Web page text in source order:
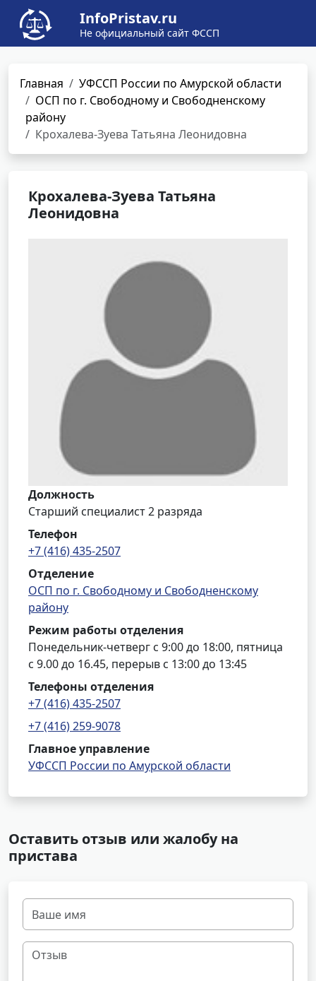
InfoPristav.ru
Не официальный сайт ФССП
Главная
УФССП России по Амурской области
ОСП по г. Свободному и Свободненскому
району
Крохалева-Зуева Татьяна Леонидовна
Крохалева-Зуева Татьяна
Леонидовна
Должность
Старший специалист 2 разряда
Телефон
+7 (416) 435-2507
Отделение
ОСП по г. Свободному и Свободненскому
району
Режим работы отделения
Понедельник-четверг с 9:00 до 18:00, пятница
с 9.00 до 16.45, перерыв с 13:00 до 13:45
Телефоны отделения
+7 (416) 435-2507
+7 (416) 259-9078
Главное управление
УФССП России по Амурской области
Оставить отзыв или жалобу на
пристава